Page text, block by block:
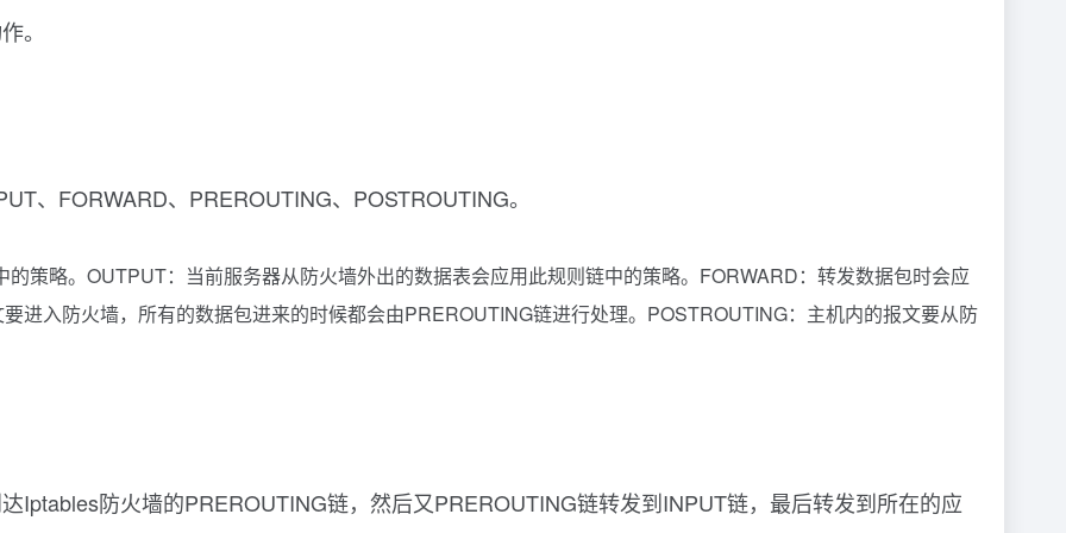
。
、FORWARD、PREROUTING、POSTROUTING。
策略。OUTPUT：当前服务器从防火墙外出的数据表会应用此规则链中的策略。FORWARD：转发数据包时会应
进入防火墙，所有的数据包进来的时候都会由PREROUTING链进行处理。POSTROUTING：主机内的报文要从防
Iptables防火墙的PREROUTING链，然后又PREROUTING链转发到INPUT链，最后转发到所在的应